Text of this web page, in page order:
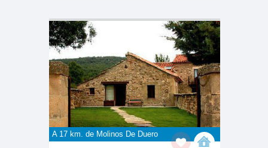
A 17 km. de Molinos De Duero